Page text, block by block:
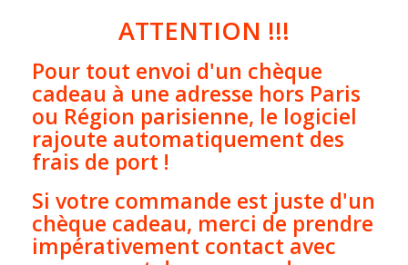
ATTENTION !!!
Pour tout envoi d'un chèque
cadeau à une adresse hors Paris
ou Région parisienne, le logiciel
rajoute automatiquement des
frais de port !
Si votre commande est juste d'un
chèque cadeau, merci de prendre
impérativement contact avec